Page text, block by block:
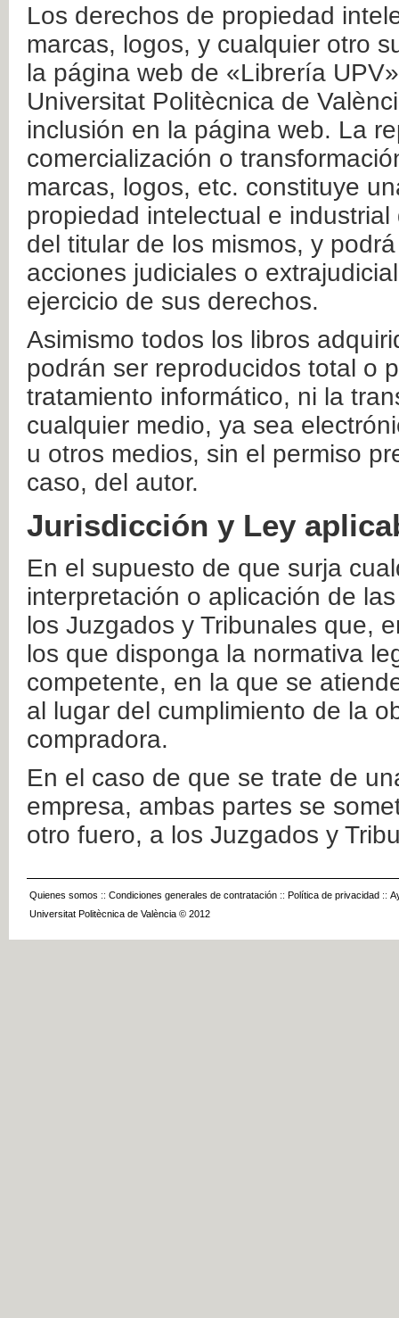
Los derechos de propiedad
marcas, logos, y cualquier otro
la página web de «Librería
Universitat Politècnica de
inclusión en la página web. La
comercialización o
marcas, logos, etc. constituye
propiedad intelectual e
del titular de los mismos, y
acciones judiciales o
ejercicio de sus derechos.
Asimismo todos los libros
podrán ser reproducidos total o
tratamiento informático, ni la
cualquier medio, ya sea
u otros medios, sin el permiso
caso, del autor.
Jurisdicción y Ley
En el supuesto de que surja
interpretación o aplicación de
los Juzgados y Tribunales que,
los que disponga la normativa
competente, en la que se
al lugar del cumplimiento de la
compradora.
En el caso de que se trate de
empresa, ambas partes se
otro fuero, a los Juzgados y
Quienes somos :: Condiciones generales de contratación :: Política de privacidad ::
Universitat Politècnica de València © 2012